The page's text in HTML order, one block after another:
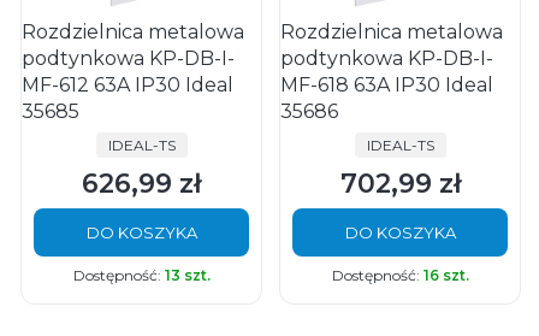
Rozdzielnica metalowa
podtynkowa KP-DB-I-
MF-612 63A IP30 Ideal
35685
PRODUCENT
IDEAL-TS
Cena
626,99 zł
DO KOSZYKA
Dostępność: 13 szt.
Rozdzielnica metalowa
podtynkowa KP-DB-I-
MF-618 63A IP30 Ideal
35686
PRODUCENT
IDEAL-TS
Cena
702,99 zł
DO KOSZYKA
Dostępność: 16 szt.